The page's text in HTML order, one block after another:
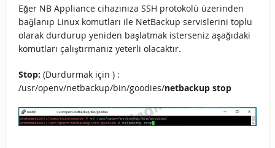
Eğer NB Appliance cihazınıza SSH protokolü üzerinden
bağlanıp Linux komutları ile NetBackup servislerini toplu
olarak durdurup yeniden başlatmak isterseniz aşağıdaki
komutları çalıştırmanız yeterli olacaktır.
Stop: (Durdurmak için ) :
/usr/openv/netbackup/bin/goodies/netbackup stop